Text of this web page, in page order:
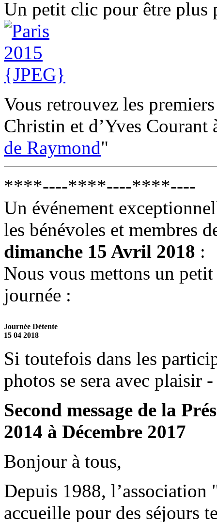
Un petit clic pour être plus
Vous retrouvez les
Christin et d’Yves Courant
de Raymond"
****----****----****----
Un événement
les bénévoles et membres
dimanche 15 Avril 2018 :
Nous vous mettons un
journée :
Journée Détente
15 04 2018
Si toutefois dans les
photos se sera avec plaisir
Second message de la
2014 à Décembre 2017
Bonjour à tous,
Depuis 1988, l’association
accueille pour des séjours